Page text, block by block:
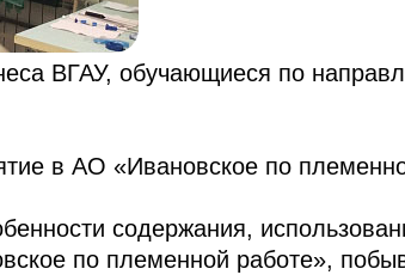
ВГАУ, обучающиеся по
в АО «Ивановское по
содержания,
по племенной работе»,